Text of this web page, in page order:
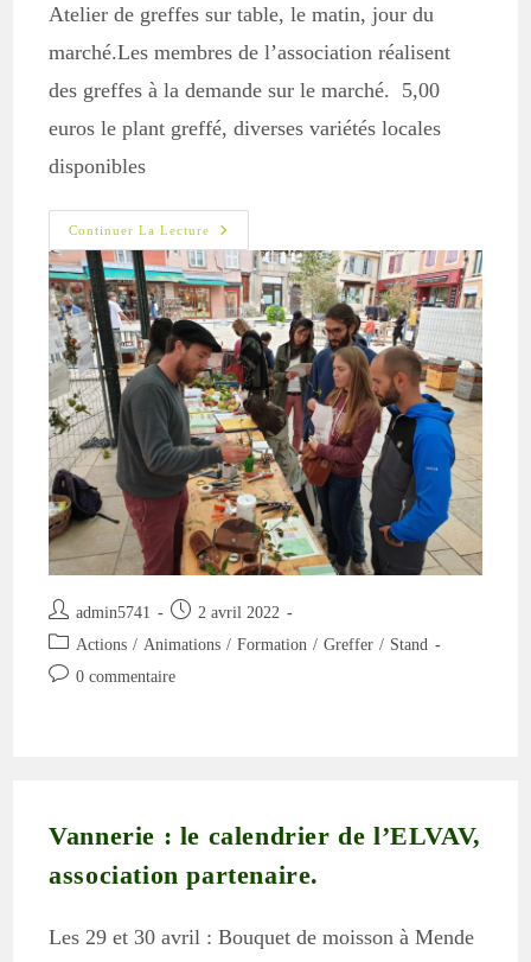
Atelier de greffes sur table, le matin, jour du
marché.Les membres de l’association réalisent
des greffes à la demande sur le marché. 5,00
euros le plant greffé, diverses variétés locales
disponibles
Continuer La Lecture
Avril
:
Greffe
À
Marvejols
Auteur/autrice
de
la
publication :
admin5741
Publication
publiée :
2 avril 2022
Post
category:
Actions / Animations / Formation / Greffer / Stand
Commentaires
0 commentaire
Vannerie : le calendrier de l’ELVAV,
association partenaire.
Les 29 et 30 avril : Bouquet de moisson à Mende